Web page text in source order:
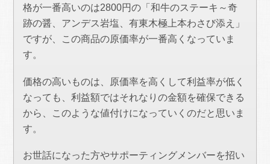
格が一番高いのは2800円の「和牛のステーキ～奇
跡の醤、アンデス岩塩、有東木極上本わさび添え」
ですが、この商品の原価率が一番高くなっていま
す。
価格の高いものは、原価率を高くして利益率が低く
なっても、利益額ではそれなりの金額を確保できる
から、このような値付けになっていくのだと思いま
す。
お世話になった方やサポーティングメンバーを招い